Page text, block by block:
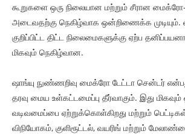
கூறுகளை ஒரு நிலையான மற்றும் சீரான
அடைவதற்கு நெகிழ்வாக ஒன்றிணைக்க முடியும்.
குறிப்பிட்ட திட்ட நிலைமைகளுக்கு ஏற்ப
மிகவும் நெகிழ்வான.
ஷாங்யு நுண்ணறிவு மைக்ரோ டேட்டா சென்டர்
தரவு மைய உள்கட்டமைப்பு தீர்வாகும். இது
வடிவமைப்பை ஏற்றுக்கொள்கிறது மற்றும்
விநியோகம், குளிரூட்டல், வயரிங் மற்றும்